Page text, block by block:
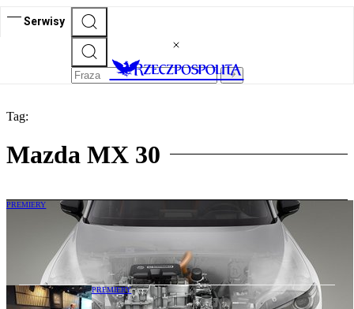
Serwisy
Tag:
Mazda MX 30
PREMIERY
Ruszyła produkcja wyjątkowej Mazdy. To
elektryk z silnikiem Wankla
PREMIERY